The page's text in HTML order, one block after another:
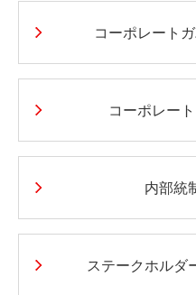
コーポレート
コーポレー
内部統
ステークホルダ